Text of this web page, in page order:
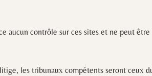
aucun contrôle sur ces sites et ne peut
les tribunaux compétents seront ceux